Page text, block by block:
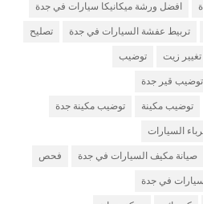
افضل ورشة ميكانيكا سيارات في جدة
تربيط عفشة السيارات في جدة تصليح
تغيير زيت توضيب
توضيب قير جدة
توضيب مكينة توضيب مكينة جدة
السيارات
صيانة مكيف السيارات في جدة فحص
في جدة